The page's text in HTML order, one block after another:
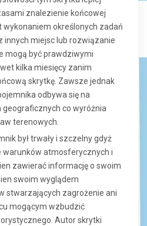
znalezienie końcowej
określonych zadań
innych miejsc lub rozwiązanie
mogą być prawdziwymi
kilka miesięcy zanim
skrytkę. Zawsze jednak
odbywa się na
geograficznych co wyróżnia
terenowych.
był trwały i szczelny gdyż
warunków atmosferycznych i
zawierać informację o swoim
swoim wyglądem
stwarzających zagrożenie ani
mogącym wzbudzić
Autor skrytki